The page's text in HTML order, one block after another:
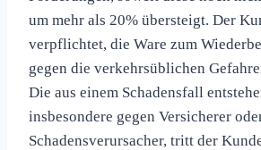
um mehr als 20% übersteigt. Der
verpflichtet, die Ware zum
gegen die verkehrsüblichen
Die aus einem Schadensfall
insbesondere gegen Versicherer
Schadensverursacher, tritt der